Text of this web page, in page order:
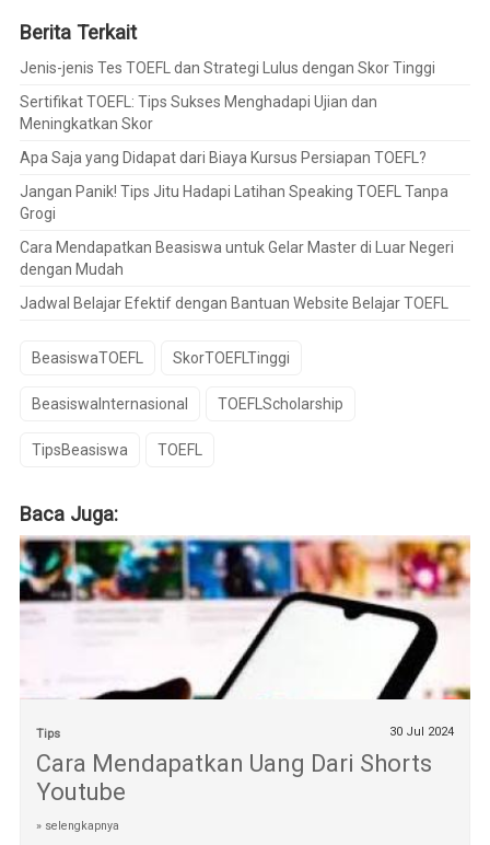
Berita Terkait
Jenis-jenis Tes TOEFL dan Strategi Lulus dengan Skor Tinggi
Sertifikat TOEFL: Tips Sukses Menghadapi Ujian dan
Meningkatkan Skor
Apa Saja yang Didapat dari Biaya Kursus Persiapan TOEFL?
Jangan Panik! Tips Jitu Hadapi Latihan Speaking TOEFL Tanpa
Grogi
Cara Mendapatkan Beasiswa untuk Gelar Master di Luar Negeri
dengan Mudah
Jadwal Belajar Efektif dengan Bantuan Website Belajar TOEFL
BeasiswaTOEFL SkorTOEFLTinggi
BeasiswaInternasional TOEFLScholarship
TipsBeasiswa TOEFL
Baca Juga:
Tips 30 Jul 2024
Cara Mendapatkan Uang Dari Shorts
Youtube
» selengkapnya